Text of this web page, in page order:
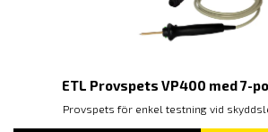
ETL Provspets VP400 med 7-
Provspets för enkel testning vid